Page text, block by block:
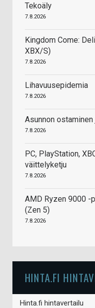
Tekoäly
7.8.2026
Kingdom Come:
XBX/S)
7.8.2026
Lihavuusepidemia
7.8.2026
Asunnon
7.8.2026
PC, PlayStation,
väittelyketju
7.8.2026
AMD Ryzen 9000
(Zen 5)
7.8.2026
HINTA.FI
Hinta.fi hintavertailu